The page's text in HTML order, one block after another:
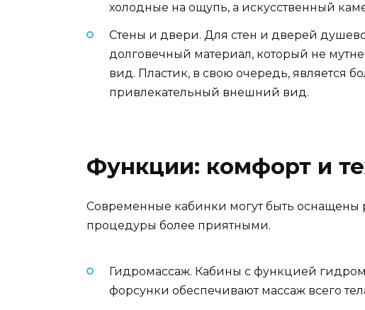
холодные на ощупь, а искусственный
Стены и двери. Для стен и дверей
долговечный материал, который не
вид. Пластик, в свою очередь, является
привлекательный внешний вид.
Функции: комфорт и
Современные кабинки могут быть
процедуры более приятными.
Гидромассаж. Кабины с функцией
форсунки обеспечивают массаж всего